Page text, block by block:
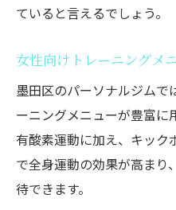
ていると言えるでしょう。
女性向けトレーニングメ
墨田区のパーソナルジムで
ーニングメニューが豊富に
有酸素運動に加え、キック
で全身運動の効果が高まり
待できます。